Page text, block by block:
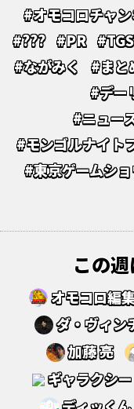
#オモコロチャ
#??? #PR
#ながみく
#まと
#デー
#ニュー
#モンゴルナイト
#東京ゲームシ
この
オモコロ編
ダ・ヴィン
加藤 亮
ギャラクシー